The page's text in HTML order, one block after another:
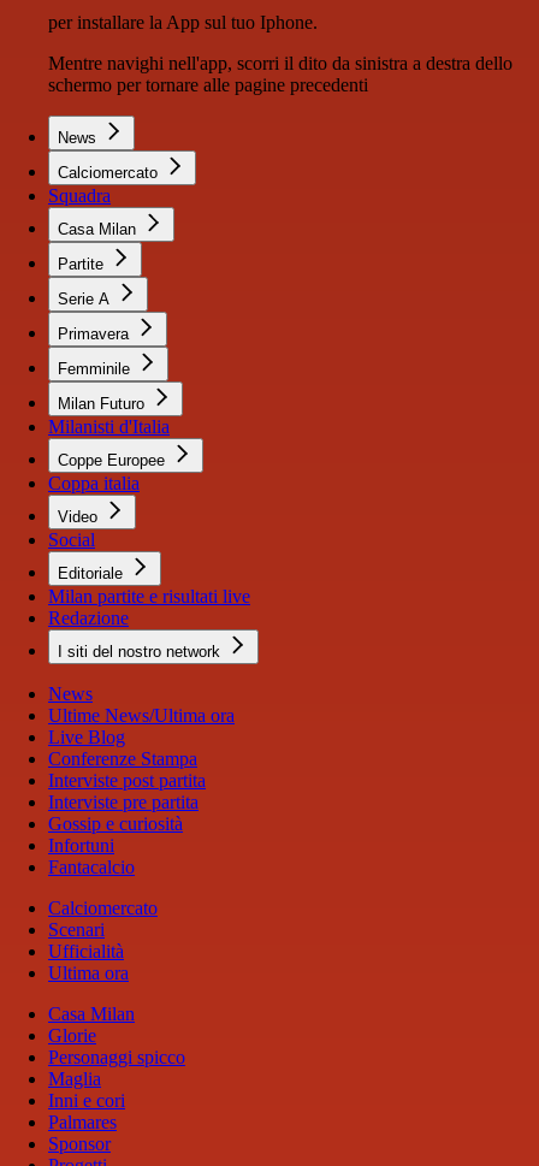
per installare la App sul tuo Iphone.
Mentre navighi nell'app, scorri il dito da sinistra a destra dello
schermo per tornare alle pagine precedenti
News
Calciomercato
Squadra
Casa Milan
Partite
Serie A
Primavera
Femminile
Milan Futuro
Milanisti d'Italia
Coppe Europee
Coppa italia
Video
Social
Editoriale
Milan partite e risultati live
Redazione
I siti del nostro network
News
Ultime News/Ultima ora
Live Blog
Conferenze Stampa
Interviste post partita
Interviste pre partita
Gossip e curiosità
Infortuni
Fantacalcio
Calciomercato
Scenari
Ufficialità
Ultima ora
Casa Milan
Glorie
Personaggi spicco
Maglia
Inni e cori
Palmares
Sponsor